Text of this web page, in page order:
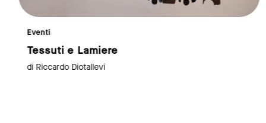
Eventi
Tessuti e Lamiere
di Riccardo Diotallevi